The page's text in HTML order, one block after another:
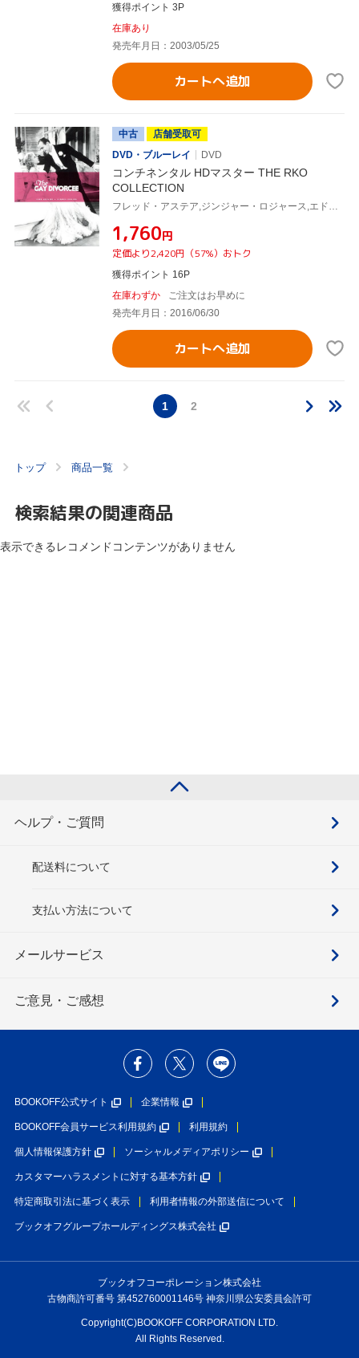
獲得ポイント 3P
在庫あり
発売年月日：2003/05/25
カートへ追加
中古
店舗受取可
DVD・ブルーレイ
DVD
コンチネンタル HDマスター THE RKO
COLLECTION
¥1,760円
定価より2,420円（57%）おトク
獲得ポイント 16P
在庫わずか
ご注文はお早めに
発売年月日：2016/06/30
カートへ追加
1 2
トップ 商品一覧
検索結果の関連商品
表示できるレコメンドコンテンツがありません
ヘルプ・ご質問
配送料について
支払い方法について
メールサービス
ご意見・ご感想
BOOKOFF公式サイト 企業情報
BOOKOFF会員サービス利用規約 利用規約
個人情報保護方針 ソーシャルメディアポリシー
カスタマーハラスメントに対する基本方針
特定商取引法に基づく表示 利用者情報の外部送信について
ブックオフグループホールディングス株式会社
ブックオフコーポレーション株式会社
古物商許可番号 第452760001146号 神奈川県公安委員会許可
Copyright(C)BOOKOFF CORPORATION LTD.
All Rights Reserved.